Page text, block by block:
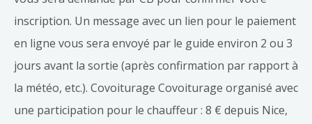
inscription. Un message avec un lien pour le paiement
en ligne vous sera envoyé par le guide environ 2 ou 3
jours avant la sortie (après confirmation par rapport à
la météo, etc.). Covoiturage Covoiturage organisé avec
une participation pour le chauffeur : 8 € depuis Nice,